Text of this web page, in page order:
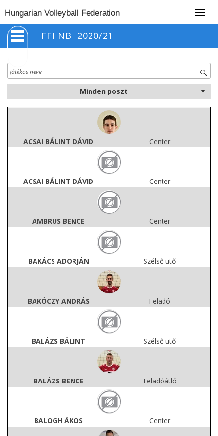
Hungarian Volleyball Federation
FFI NBI 2020/21
ACSAI BÁLINT DÁVID Center
ACSAI BÁLINT DÁVID Center
AMBRUS BENCE Center
BAKÁCS ADORJÁN Szélső ütő
BAKÓCZY ANDRÁS Feladó
BALÁZS BÁLINT Szélső ütő
BALÁZS BENCE Feladóátló
BALOGH ÁKOS Center